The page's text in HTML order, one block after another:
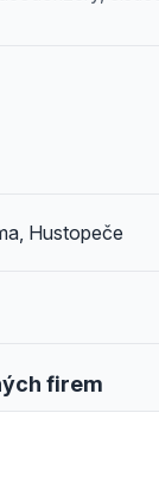
Hustopeče
firem